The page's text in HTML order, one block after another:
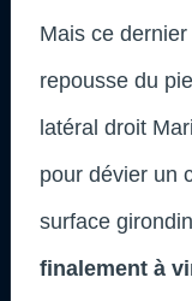
Mais ce
repousse du
latéral droit
pour dévier un
surface
finalement à